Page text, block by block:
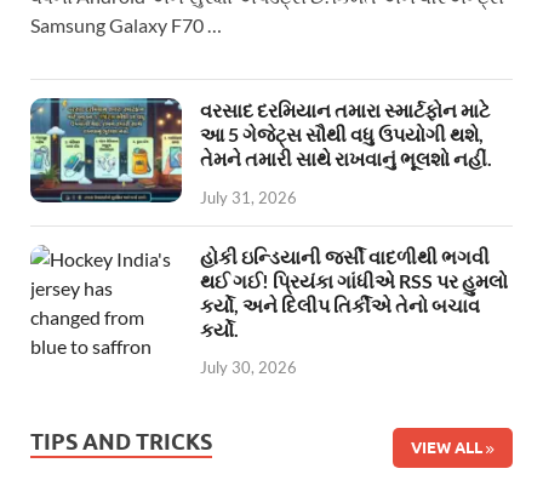
Samsung Galaxy F70 …
વરસાદ દરમિયાન તમારા સ્માર્ટફોન માટે
આ 5 ગેજેટ્સ સૌથી વધુ ઉપયોગી થશે,
તેમને તમારી સાથે રાખવાનું ભૂલશો નહીં.
July 31, 2026
હોકી ઇન્ડિયાની જર્સી વાદળીથી ભગવી
થઈ ગઈ! પ્રિયંકા ગાંધીએ RSS પર હુમલો
કર્યો, અને દિલીપ તિર્કીએ તેનો બચાવ
કર્યો.
July 30, 2026
TIPS AND TRICKS VIEW ALL